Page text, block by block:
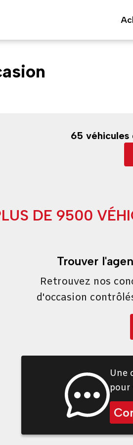
65
DE 9500
Trouver
Retrouvez nos
d'occasion
Une
pour